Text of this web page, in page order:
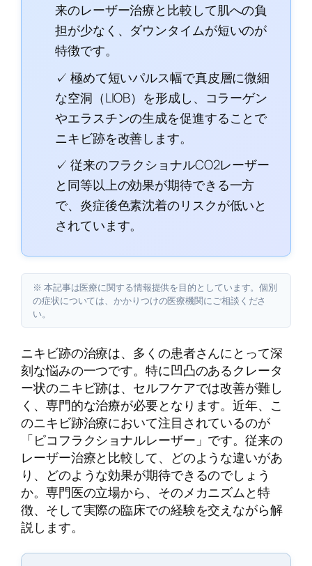
来のレーザー治療と比較して肌への負
担が少なく、ダウンタイムが短いのが
特徴です。
✓ 極めて短いパルス幅で真皮層に微細
な空洞（LIOB）を形成し、コラーゲン
やエラスチンの生成を促進することで
ニキビ跡を改善します。
✓ 従来のフラクショナルCO2レーザー
と同等以上の効果が期待できる一方
で、炎症後色素沈着のリスクが低いと
されています。
※ 本記事は医療に関する情報提供を目的としています。個別
の症状については、かかりつけの医療機関にご相談くださ
い。
ニキビ跡の治療は、多くの患者さんにとって深
刻な悩みの一つです。特に凹凸のあるクレータ
ー状のニキビ跡は、セルフケアでは改善が難し
く、専門的な治療が必要となります。近年、こ
のニキビ跡治療において注目されているのが
「ピコフラクショナルレーザー」です。従来の
レーザー治療と比較して、どのような違いがあ
り、どのような効果が期待できるのでしょう
か。専門医の立場から、そのメカニズムと特
徴、そして実際の臨床での経験を交えながら解
説します。